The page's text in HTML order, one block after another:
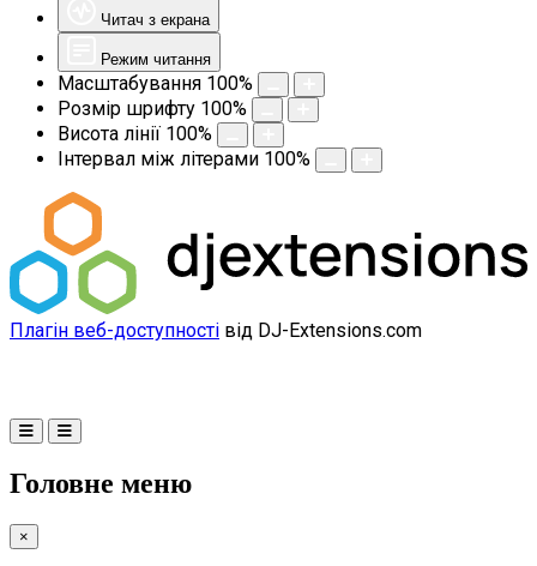
Читач з екрана
Режим читання
Масштабування 100%
Розмір шрифту 100%
Висота лінії 100%
Інтервал між літерами 100%
Плагін веб-доступності від DJ-Extensions.com
Головне меню
×